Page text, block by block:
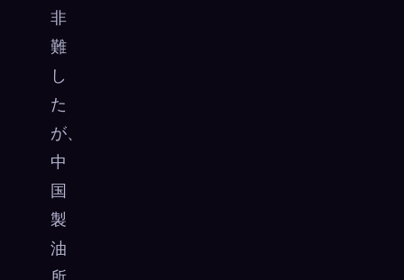
非
難
し
た
が、
中
国
製
油